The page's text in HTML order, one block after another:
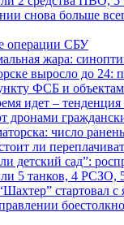
снова больше
операции СБУ
жара:
выросло до 24:
ФСБ и объектам
идет – тенденция
дронами
число
ли
детский сад”:
5 танков, 4 РСЗО,
стартовал